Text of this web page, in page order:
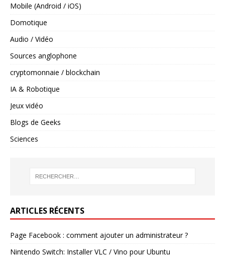
Mobile (Android / iOS)
Domotique
Audio / Vidéo
Sources anglophone
cryptomonnaie / blockchain
IA & Robotique
Jeux vidéo
Blogs de Geeks
Sciences
ARTICLES RÉCENTS
Page Facebook : comment ajouter un administrateur ?
Nintendo Switch: Installer VLC / Vino pour Ubuntu